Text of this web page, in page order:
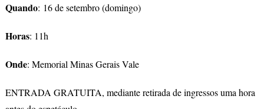
Quando: 16 de setembro (domingo)
Horas: 11h
Onde: Memorial Minas Gerais Vale
ENTRADA GRATUITA, mediante retirada de ingressos uma hora